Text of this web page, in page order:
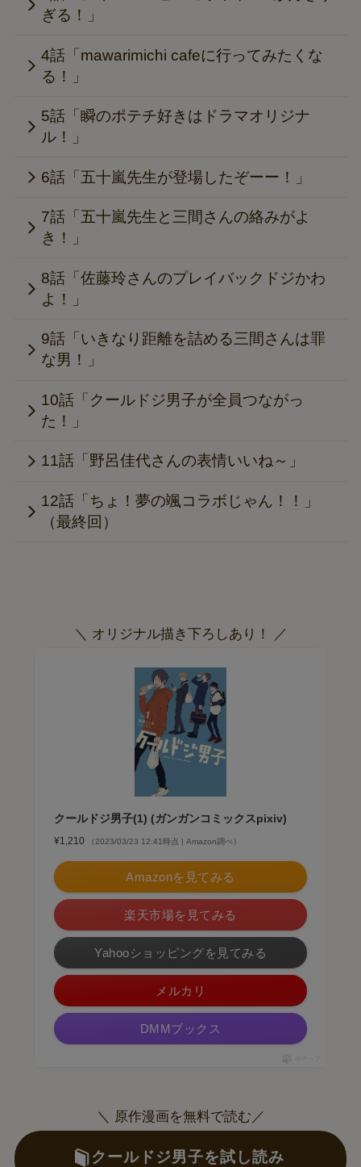
ぎる！」
4話「mawarimichi cafeに行ってみたくな
る！」
5話「瞬のポテチ好きはドラマオリジナ
ル！」
6話「五十嵐先生が登場したぞーー！」
7話「五十嵐先生と三間さんの絡みがよ
き！」
8話「佐藤玲さんのプレイバックドジかわ
よ！」
9話「いきなり距離を詰める三間さんは罪
な男！」
10話「クールドジ男子が全員つながっ
た！」
11話「野呂佳代さんの表情いいね～」
12話「ちょ！夢の颯コラボじゃん！！」
（最終回）
＼ オリジナル描き下ろしあり！ ／
クールドジ男子(1) (ガンガンコミックスpixiv)
¥1,210 （2023/03/23 12:41時点 | Amazon調べ）
Amazonを見てみる
楽天市場を見てみる
Yahooショッピングを見てみる
メルカリ
DMMブックス
＼ 原作漫画を無料で読む／
クールドジ男子を試し読み